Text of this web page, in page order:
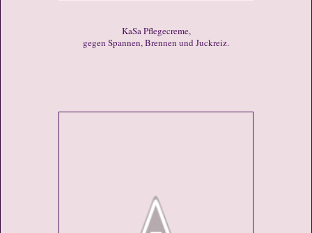
KaSa Pflegecreme,
gegen Spannen, Brennen und Juckreiz.